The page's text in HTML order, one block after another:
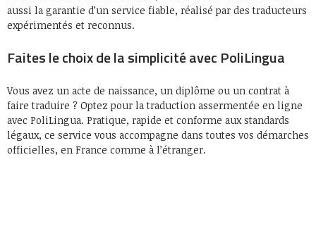
aussi la garantie d’un service fiable, réalisé par des traducteurs
expérimentés et reconnus.
Faites le choix de la simplicité avec PoliLingua
Vous avez un acte de naissance, un diplôme ou un contrat à
faire traduire ? Optez pour la traduction assermentée en ligne
avec PoliLingua. Pratique, rapide et conforme aux standards
légaux, ce service vous accompagne dans toutes vos démarches
officielles, en France comme à l’étranger.